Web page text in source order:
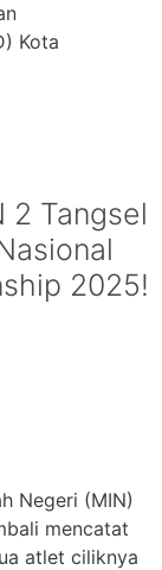
Kota
2 Tangsel
2025!
Negeri (MIN)
mencatat
atlet ciliknya